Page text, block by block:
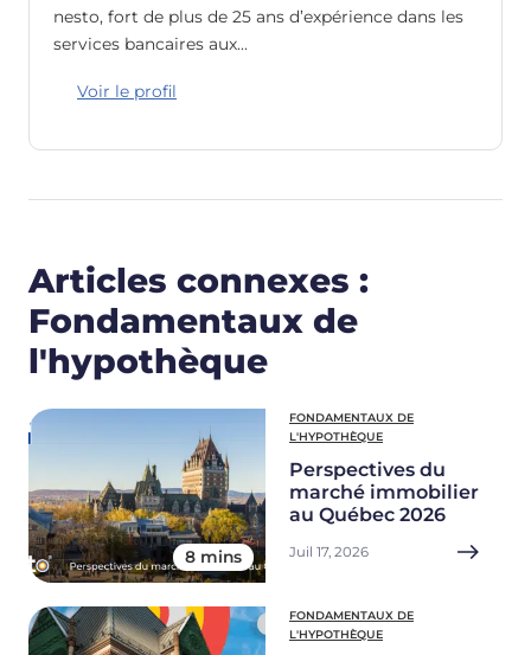
nesto, fort de plus de 25 ans d’expérience dans les
services bancaires aux…
Voir le profil
Articles connexes :
Fondamentaux de
l'hypothèque
8 mins
FONDAMENTAUX DE
L'HYPOTHÈQUE
Perspectives du
marché immobilier
au Québec 2026
Juil 17, 2026
FONDAMENTAUX DE
L'HYPOTHÈQUE